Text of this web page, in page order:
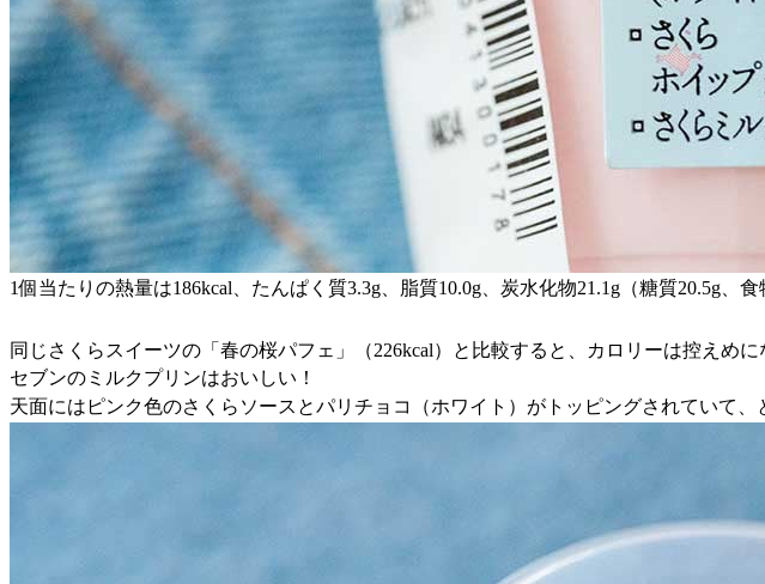
1個当たりの熱量は186kcal、たんぱく質3.3g、脂質10.0g、炭水化物21.1g（糖質20.5g、食
同じさくらスイーツの「春の桜パフェ」（226kcal）と比較すると、カロリーは控えめに
セブンのミルクプリンはおいしい！
天面にはピンク色のさくらソースとパリチョコ（ホワイト）がトッピングされていて、